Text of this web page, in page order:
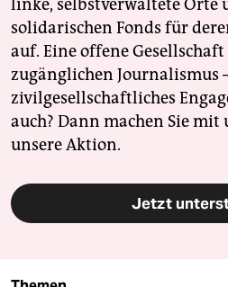
linke, selbstverwaltete Orte
solidarischen Fonds für
auf. Eine offene
zugänglichen Journalismus
zivilgesellschaftliches
auch? Dann machen Sie
unsere Aktion.
Jetzt